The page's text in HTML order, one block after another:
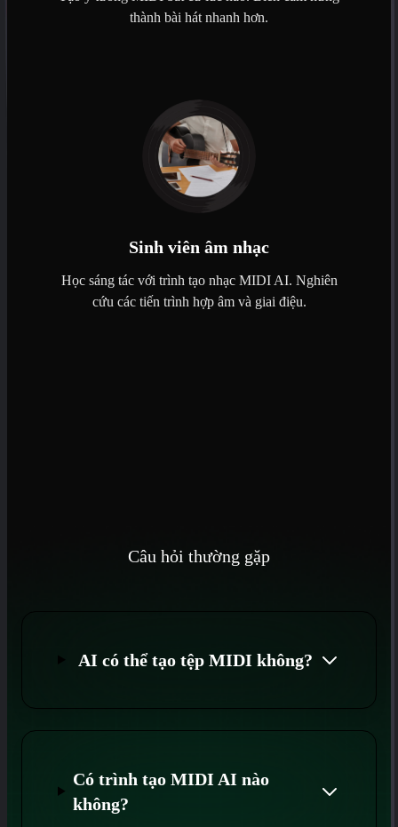
thành bài hát nhanh hơn.
Sinh viên âm nhạc
Học sáng tác với trình tạo nhạc MIDI AI. Nghiên
cứu các tiến trình hợp âm và giai điệu.
Câu hỏi thường gặp
AI có thể tạo tệp MIDI không?
Có trình tạo MIDI AI nào
không?